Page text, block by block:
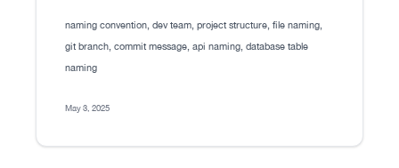
naming convention, dev team, project structure, file naming,
git branch, commit message, api naming, database table
naming
May 3, 2025